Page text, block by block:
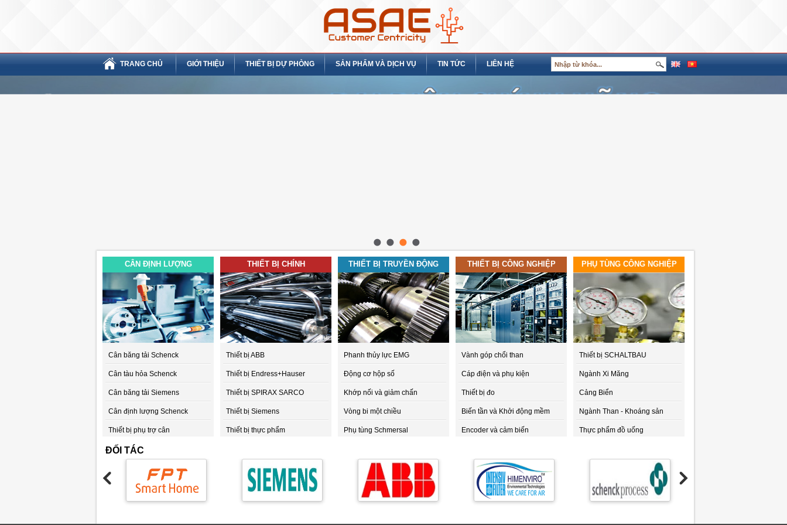
TRANG CHỦ GIỚI THIỆU THIẾT BỊ DỰ PHÒNG SẢN PHẨM VÀ DỊCH VỤ TIN TỨC LIÊN HỆ
CÂN ĐỊNH LƯỢNG
Cân băng tải Schenck
Cân tàu hỏa Schenck
Cân băng tải Siemens
Cân định lượng Schenck
Thiết bị phụ trợ cân
THIẾT BỊ CHÍNH
Thiết bị ABB
Thiết bị Endress+Hauser
Thiết bị SPIRAX SARCO
Thiết bị Siemens
Thiết bị thực phẩm
Thiết bị Automotive
Thiết bị STAD - COBRA
THIẾT BỊ TRUYỀN ĐỘNG
Phanh thủy lực EMG
Động cơ hộp số
Khớp nối và giảm chấn
Vòng bi một chiều
Phụ tùng Schmersal
THIẾT BỊ CÔNG NGHIỆP
Vành góp chổi than
Cáp điện và phụ kiện
Thiết bị đo
Biến tần và Khởi động mềm
Encoder và cảm biến
PHỤ TÙNG CÔNG NGHIỆP
Thiết bị SCHALTBAU
Ngành Xi Măng
Cảng Biển
Ngành Than - Khoáng sản
Thực phẩm đồ uống
ĐỐI TÁC